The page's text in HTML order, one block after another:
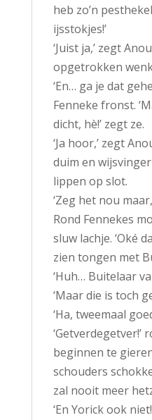
heb zo’n
ijsstokjes!’
‘Juist ja,’ zegt
opgetrokken
‘En… ga je dat
Fenneke fronst.
dicht, hè!’ zegt ze.
‘Ja hoor,’ zegt
duim en
lippen op slot.
‘Zeg het nou
Rond Fennekes
sluw lachje. ‘Oké
zien tongen met
‘Huh… Buitelaar
‘Maar die is toch
‘Ha, tweemaal
‘Getverdegetver!’
beginnen te
schouders
zal nooit meer
‘En Yorick ook